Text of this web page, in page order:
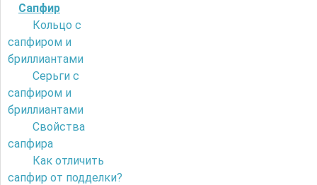
Сапфир
Кольцо с
сапфиром и
бриллиантами
Серьги с
сапфиром и
бриллиантами
Свойства
сапфира
Как отличить
сапфир от подделки?